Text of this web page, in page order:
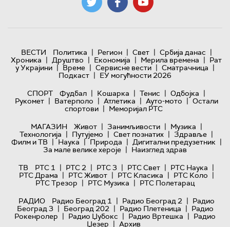
ВЕСТИ Политика | Регион | Свет | Србија данас |
Хроника | Друштво | Економија | Мерила времена | Рат
у Украјини | Време | Сервисне вести | Сматрачница |
Подкаст | ЕУ могућности 2026
СПОРТ
Фудбал | Кошарка | Тенис | Одбојка |
Рукомет | Ватерполо | Атлетика | Ауто-мото | Остали
спортови | Меморијал РТС
МАГАЗИН
Живот | Занимљивости | Музика |
Технологијa | Путујемо | Свет познатих | Здравље |
Филм и ТВ | Наука | Природа | Дигитални предузетник |
За мале велике хероје | Наизглед здрав
ТВ
РТС 1 | РТС 2 | РТС 3 | РТС Свет | РТС Наука |
РТС Драма | РТС Живот | РТС Класика | РТС Коло |
РТС Трезор | РТС Музика | РТС Полетарац
РАДИО
Радио Београд 1 | Радио Београд 2 | Радио
Београд 3 | Београд 202 | Радио Плетеница | Радио
Рокенролер | Радио Џубокс | Радио Вртешка | Радио
Џезер | Архив